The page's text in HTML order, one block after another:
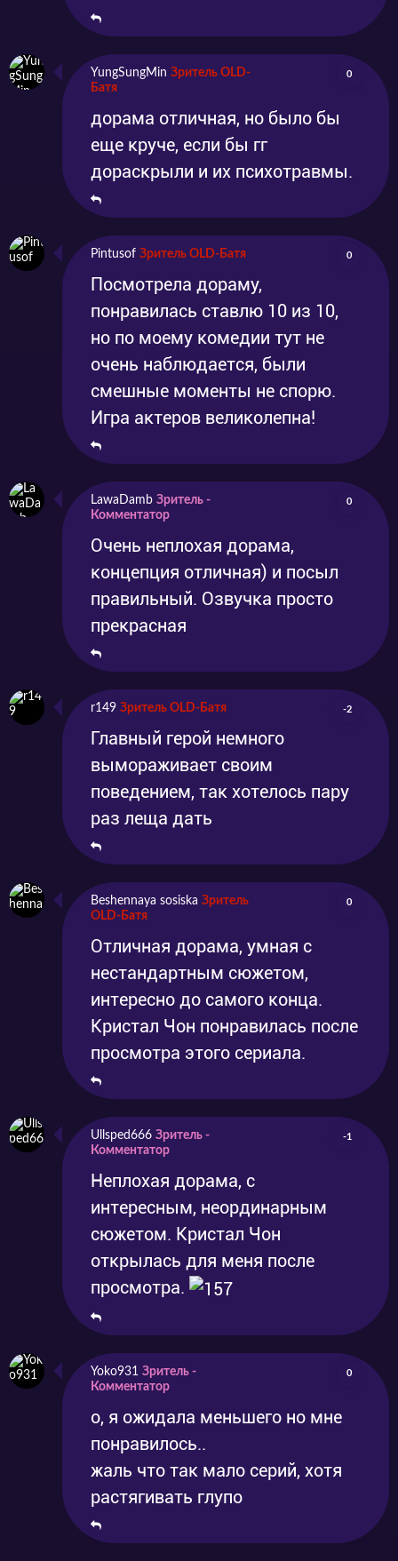
YungSungMin Зритель OLD-
Батя
0
дорама отличная, но было бы
еще круче, если бы гг
дораскрыли и их психотравмы.
Pintusof Зритель OLD-Батя 0
Посмотрела дораму,
понравилась ставлю 10 из 10,
но по моему комедии тут не
очень наблюдается, были
смешные моменты не спорю.
Игра актеров великолепна!
LawaDamb Зритель -
Комментатор
0
Очень неплохая дорама,
концепция отличная) и посыл
правильный. Озвучка просто
прекрасная
r149 Зритель OLD-Батя -2
Главный герой немного
вымораживает своим
поведением, так хотелось пару
раз леща дать
Beshennaya sosiska Зритель
OLD-Батя
0
Отличная дорама, умная с
нестандартным сюжетом,
интересно до самого конца.
Кристал Чон понравилась после
просмотра этого сериала.
Ullsped666 Зритель -
Комментатор
-1
Неплохая дорама, с
интересным, неординарным
сюжетом. Кристал Чон
открылась для меня после
просмотра.
Yoko931 Зритель -
Комментатор
0
о, я ожидала меньшего но мне
понравилось..
жаль что так мало серий, хотя
растягивать глупо